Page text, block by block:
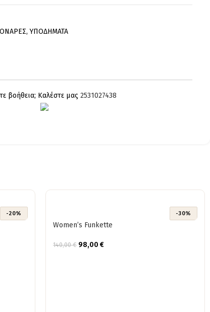
, ΥΠΟΔΗΜΑΤΑ
βοήθεια; Καλέστε μας 2531027438
-20% -30%
Women’s Funkette
140,00€ 98,00 €